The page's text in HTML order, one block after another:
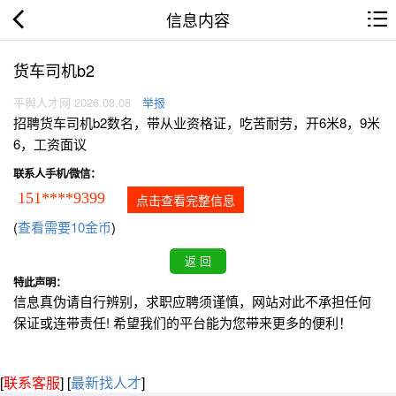
信息内容
货车司机b2
平舆人才网 2026.08.08 举报
招聘货车司机b2数名，带从业资格证，吃苦耐劳，开6米8，9米
6，工资面议
联系人手机/微信：
151****9399 点击查看完整信息
(查看需要10金币)
特此声明：
信息真伪请自行辨别，求职应聘须谨慎，网站对此不承担任何
保证或连带责任! 希望我们的平台能为您带来更多的便利！
[联系客服] [最新找人才]